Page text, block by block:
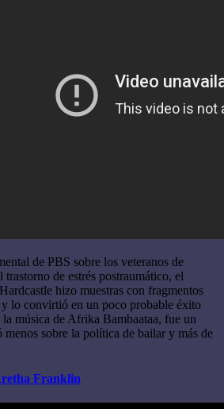
de PBS sobre los veteranos de
de estrés postraumático, el
hizo muestras con fragmentos
lo convirtió en un poco probable éxito
música de Afrika Bambaataa, fue un
sobre la política de bailar y más de
Franklin